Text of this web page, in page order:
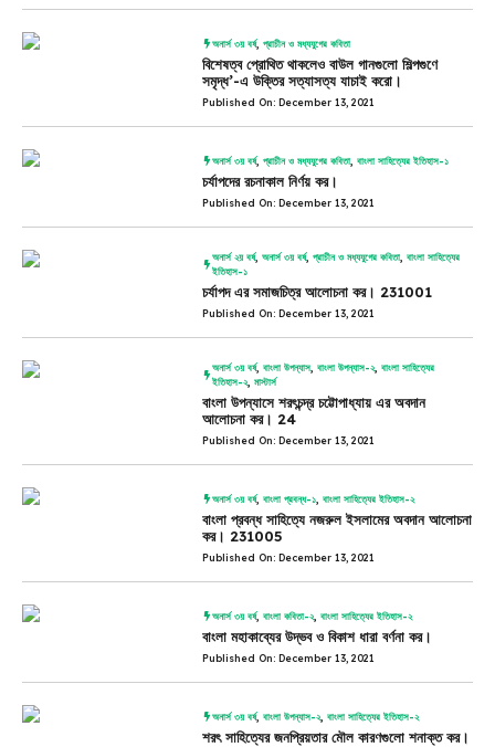
অনার্স ৩য় বর্ষ,প্রাচীন ও মধ্যযুগের কবিতা
বিশেষত্ব প্রোথিত থাকলেও বাউল গানগুলো শিল্পগুণে
সমৃদ্ধ’-এ উক্তির সত্যাসত্য যাচাই করো।
Published On: December 13, 2021
অনার্স ৩য় বর্ষ,প্রাচীন ও মধ্যযুগের কবিতা ,বাংলা সাহিত্যের ইতিহাস-১
চর্যাপদের রচনাকাল নির্ণয় কর।
Published On: December 13, 2021
অনার্স ২য় বর্ষ,অনার্স ৩য় বর্ষ,প্রাচীন ও মধ্যযুগের কবিতা ,বাংলা সাহিত্যের
ইতিহাস-১
চর্যাপদ এর সমাজচিত্র আলোচনা কর। 231001
Published On: December 13, 2021
অনার্স ৩য় বর্ষ,বাংলা উপন্যাস ,বাংলা উপন্যাস-২ ,বাংলা সাহিত্যের
ইতিহাস-২ ,মাস্টার্স
বাংলা উপন্যাসে শরৎচন্দ্র চট্টোপাধ্যায় এর অবদান
আলোচনা কর। 24
Published On: December 13, 2021
অনার্স ৩য় বর্ষ,বাংলা প্রবন্ধ-১ ,বাংলা সাহিত্যের ইতিহাস-২
বাংলা প্রবন্ধ সাহিত্যে নজরুল ইসলামের অবদান আলোচনা
কর। 231005
Published On: December 13, 2021
অনার্স ৩য় বর্ষ,বাংলা কবিতা-২ ,বাংলা সাহিত্যের ইতিহাস-২
বাংলা মহাকাব্যের উদ্ভব ও বিকাশ ধারা বর্ণনা কর।
Published On: December 13, 2021
অনার্স ৩য় বর্ষ,বাংলা উপন্যাস-২ ,বাংলা সাহিত্যের ইতিহাস-২
শরৎ সাহিত্যের জনপ্রিয়তার মৌল কারণগুলো শনাক্ত কর।